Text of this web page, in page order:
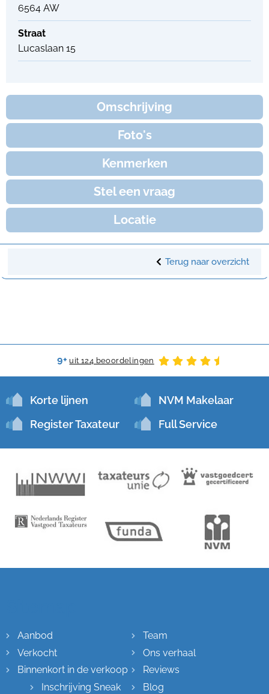
6564 AW
Straat
Lucaslaan 15
Omschrijving
Foto's
Kenmerken
Stel een vraag
Locatie
Terug naar overzicht
9+ uit 124 beoordelingen
Korte lijnen
NVM Makelaar
Register Taxateur
Full Service
Aanbod
Verkocht
Binnenkort in de verkoop
Inschrijving Sneak
Team
Ons verhaal
Reviews
Blog